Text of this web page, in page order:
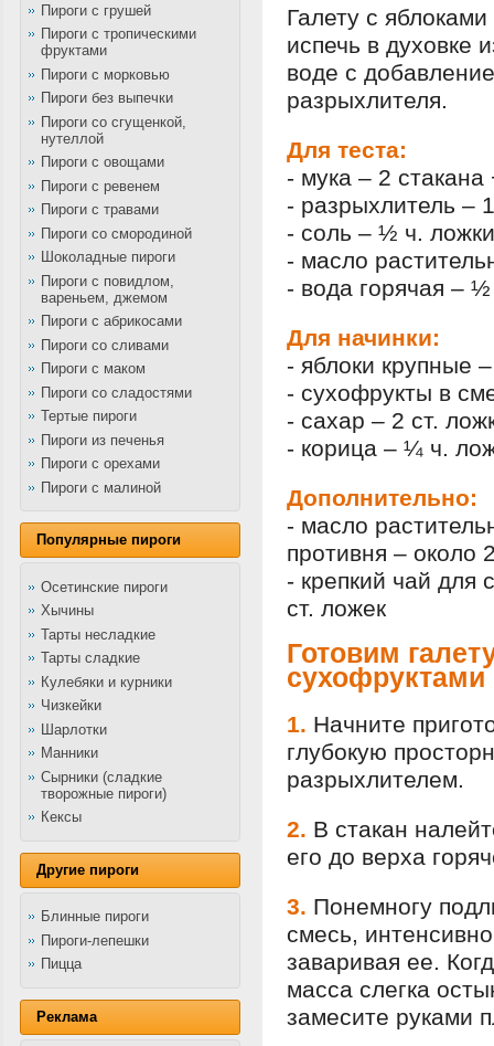
Пироги с грушей
Пироги с тропическими
фруктами
Пироги с морковью
Пироги без выпечки
Пироги со сгущенкой,
нутеллой
Пироги с овощами
Пироги с ревенем
Пироги с травами
Пироги со смородиной
Шоколадные пироги
Пироги с повидлом,
вареньем, джемом
Пироги с абрикосами
Пироги со сливами
Пироги с маком
Пироги со сладостями
Тертые пироги
Пироги из печенья
Пироги с орехами
Пироги с малиной
Популярные пироги
Осетинские пироги
Хычины
Тарты несладкие
Тарты сладкие
Кулебяки и курники
Чизкейки
Шарлотки
Манники
Сырники (сладкие
творожные пироги)
Кексы
Другие пироги
Блинные пироги
Пироги-лепешки
Пицца
Реклама
Галету с
испечь в духовке
воде с
разрыхлителя.
Для теста:
- мука – 2
- разрыхлитель –
- соль – ½ ч. ложки
- масло
- вода горячая – ½
Для начинки:
- яблоки крупные
- сухофрукты в
- сахар – 2 ст.
- корица – ¼ ч.
Дополнительно:
- масло
противня – около
- крепкий чай для
ст. ложек
Готовим
сухофруктами
1. Начните
глубокую
разрыхлителем.
2. В стакан
его до верха
3. Понемногу
смесь,
заваривая ее.
масса слегка
замесите руками